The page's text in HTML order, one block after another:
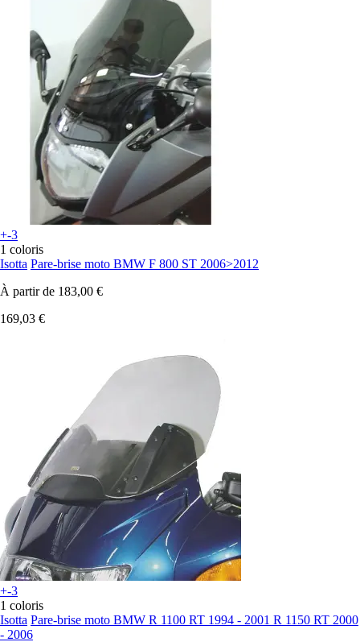
+-3
1 coloris
Isotta Pare-brise moto BMW F 800 ST 2006>2012
À partir de 183,00 €
169,03 €
+-3
1 coloris
Isotta Pare-brise moto BMW R 1100 RT 1994 - 2001 R 1150 RT 2000
- 2006